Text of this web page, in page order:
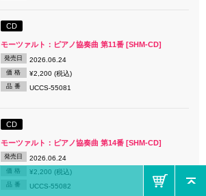
CD
モーツァルト：ピアノ協奏曲 第11番 [SHM-CD]
発売日 2026.06.24
価 格 ¥2,200 (税込)
品 番 UCCS-55081
CD
モーツァルト：ピアノ協奏曲 第14番 [SHM-CD]
発売日 2026.06.24
価 格 ¥2,200 (税込)
品 番 UCCS-55082